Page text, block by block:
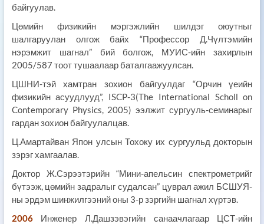
байгуулав.
Цөмийн физикийн мэргэжлийн шилдэг оюутныг
шалгаруулан олгож байх “Профессор Д.Чүлтэмийн
нэрэмжит шагнал” бий болгож, МУИС-ийн захирлын
2005/587 тоот тушаалаар баталгаажуулсан.
ЦШНИ-тэй хамтран зохион байгуулдаг “Орчин үеийн
физикийн асуудлууд”, ISCP-3(The International Scholl on
Contemporary Physics, 2005) ээлжит сургууль-семинарыг
гардан зохион байгуулалцав.
Ц.Амартайван Япон улсын Тохоку их сургуульд докторын
зэрэг хамгаалав.
Доктор Ж.Сэрээтэрийн “Мини-апельсин спектрометрийг
бүтээж, цөмийн задралыг судалсан” цуврал ажил БСШУЯ-
ны эрдэм шинжилгээний оны 3-р зэргийн шагнал хүртэв.
2006Инженер Л.Дашзэвэгийн санаачлагаар ЦСТ-ийн